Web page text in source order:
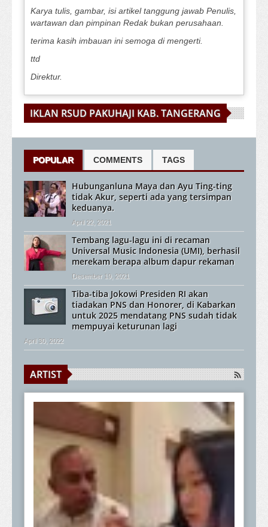
Karya tulis, gambar, isi artikel tanggung jawab Penulis,
wartawan dan pimpinan Redak bukan perusahaan.
terima kasih imbauan ini semoga di mengerti.
ttd
Direktur.
IKLAN RSUD PAKUHAJI KAB. TANGERANG
POPULAR COMMENTS TAGS
Hubunganluna Maya dan Ayu Ting-ting
tidak Akur, seperti ada yang tersimpan
keduanya.
April 22, 2021
Tembang lagu-lagu ini di recaman
Universal Music Indonesia (UMI), berhasil
merekam berapa album dapur rekaman
Desember 19, 2021
Tiba-tiba Jokowi Presiden RI akan
tiadakan PNS dan Honorer, di Kabarkan
untuk 2025 mendatang PNS sudah tidak
mempuyai keturunan lagi
April 30, 2022
ARTIST